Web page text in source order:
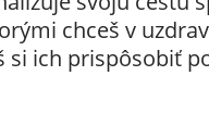
chceš v
si ich prispôsobiť